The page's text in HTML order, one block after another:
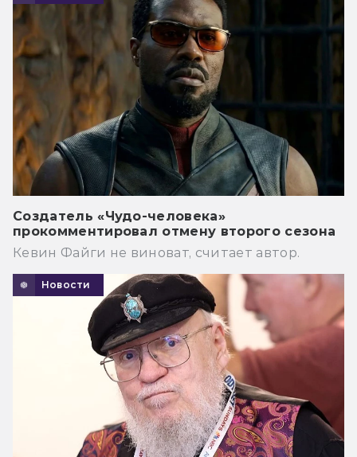
Создатель «Чудо-человека»
прокомментировал отмену второго сезона
Кевин Файги не виноват, считает автор.
Новости